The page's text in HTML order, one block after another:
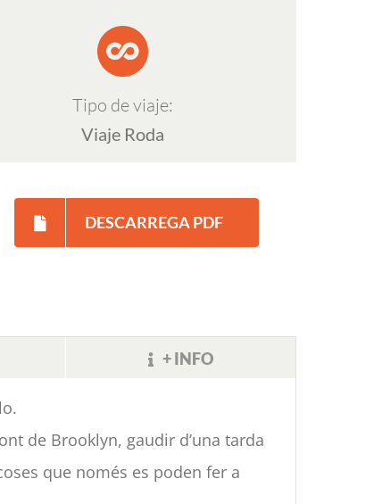
Tipo de viaje:
Viaje Roda
DESCARREGA PDF
+ INFO
de Brooklyn, gaudir d’una tarda
que només es poden fer a